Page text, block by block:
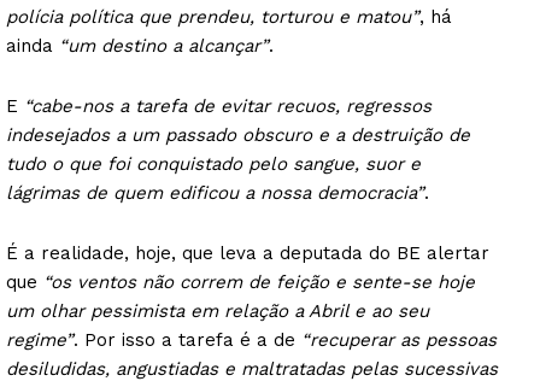
polícia política que prendeu, torturou e matou”, há
ainda “um destino a alcançar”.
E “cabe-nos a tarefa de evitar recuos, regressos
indesejados a um passado obscuro e a destruição de
tudo o que foi conquistado pelo sangue, suor e
lágrimas de quem edificou a nossa democracia”.
É a realidade, hoje, que leva a deputada do BE alertar
que “os ventos não correm de feição e sente-se hoje
um olhar pessimista em relação a Abril e ao seu
regime”. Por isso a tarefa é a de “recuperar as pessoas
desiludidas, angustiadas e maltratadas pelas sucessivas